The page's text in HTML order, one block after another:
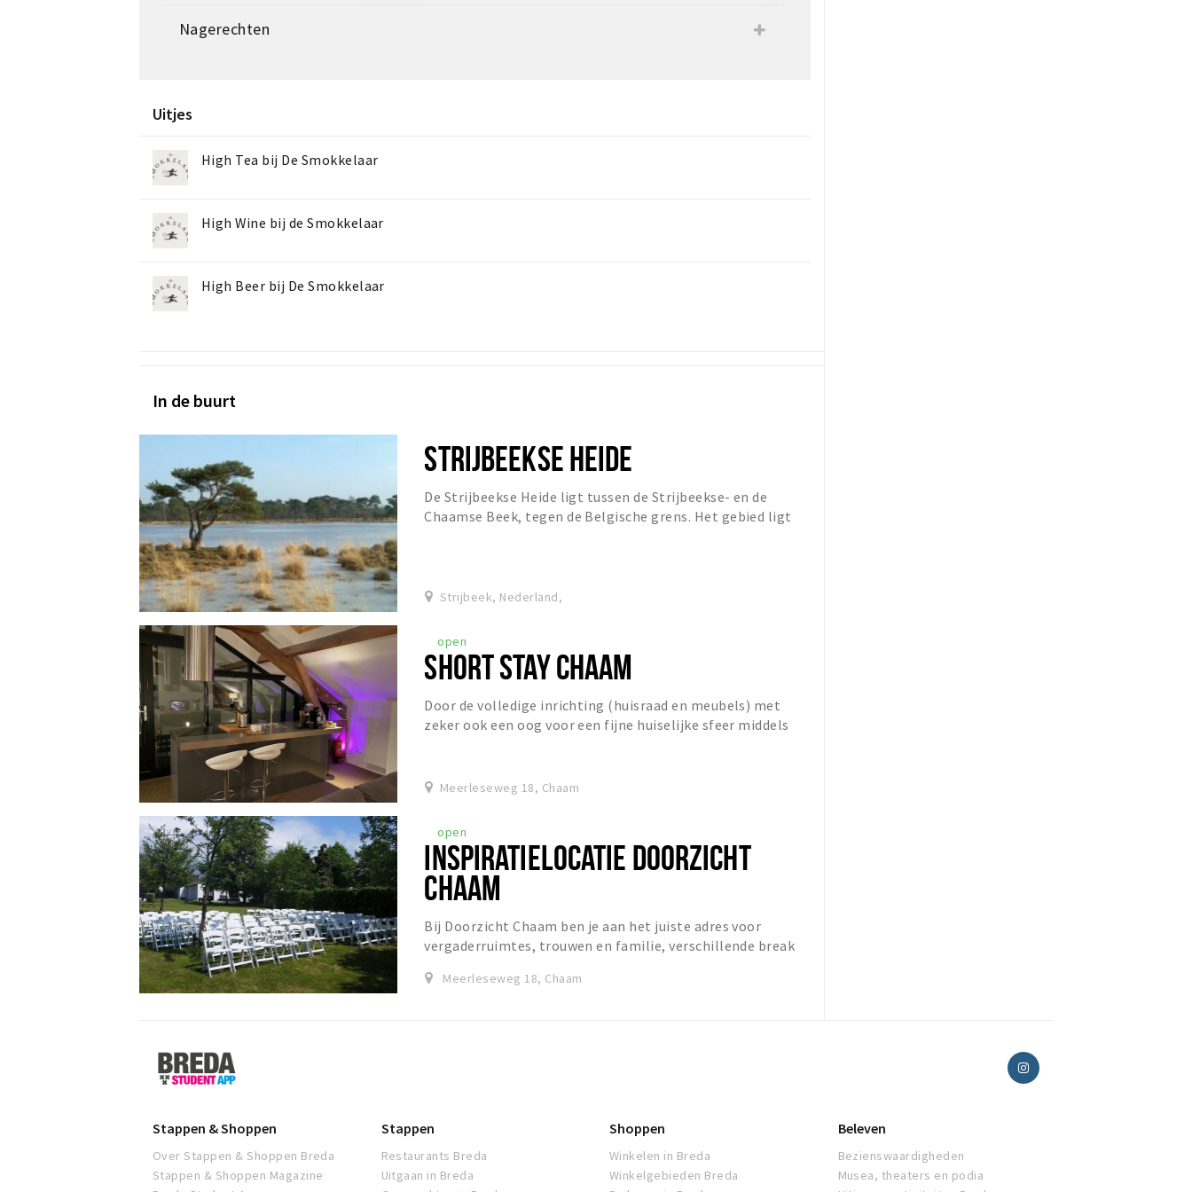
Nagerechten
Uitjes
High Tea bij De Smokkelaar
High Wine bij de Smokkelaar
High Beer bij De Smokkelaar
In de buurt
STRIJBEEKSE HEIDE
De Strijbeekse Heide ligt tussen de Strijbeekse- en de
Chaamse Beek, tegen de Belgische grens. Het gebied ligt
Strijbeek, Nederland,
open
SHORT STAY CHAAM
Door de volledige inrichting (huisraad en meubels) met
zeker ook een oog voor een fijne huiselijke sfeer middels
Meerleseweg 18, Chaam
open
INSPIRATIELOCATIE DOORZICHT
CHAAM
Bij Doorzicht Chaam ben je aan het juiste adres voor
vergaderruimtes, trouwen en familie, verschillende break
Meerleseweg 18, Chaam
Breda
Student
App
Stappen & Shoppen
Over Stappen & Shoppen Breda
Stappen & Shoppen Magazine
Stappen
Restaurants Breda
Uitgaan in Breda
Shoppen
Winkelen in Breda
Winkelgebieden Breda
Beleven
Bezienswaardigheden
Musea, theaters en podia